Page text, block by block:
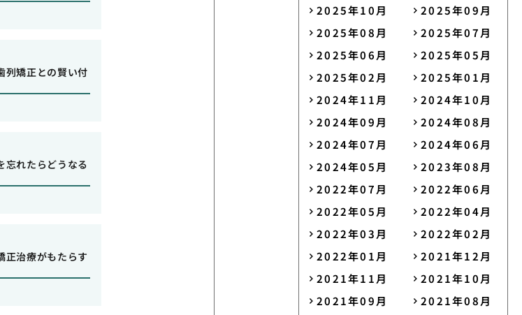
列矯正との賢い付
忘れたらどうなる
正治療がもたらす
2025年10月
2025年09月
2025年08月
2025年07月
2025年06月
2025年05月
2025年02月
2025年01月
2024年11月
2024年10月
2024年09月
2024年08月
2024年07月
2024年06月
2024年05月
2023年08月
2022年07月
2022年06月
2022年05月
2022年04月
2022年03月
2022年02月
2022年01月
2021年12月
2021年11月
2021年10月
2021年09月
2021年08月